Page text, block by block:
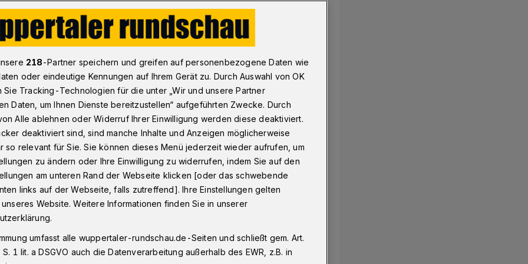
von Jugend musiziert
von
der Regionalwettbewerb
Bergisch Land in Leverkusen statt.
218-Partner speichern und greifen auf personenbezogene Daten wie
oder eindeutige Kennungen auf Ihrem Gerät zu. Durch Auswahl von OK
Sie Tracking-Technologien für die unter „Wir und unsere Partner
Daten, um Ihnen Dienste bereitzustellen“ aufgeführten Zwecke. Durch
Alle ablehnen oder Widerruf Ihrer Einwilligung werden diese deaktiviert.
deaktiviert sind, sind manche Inhalte und Anzeigen möglicherweise
so relevant für Sie. Sie können dieses Menü jederzeit wieder aufrufen, um
zu ändern oder Ihre Einwilligung zu widerrufen, indem Sie auf den
am unteren Rand der Webseite klicken [oder das schwebende
links auf der Webseite, falls zutreffend]. Ihre Einstellungen gelten
Website. Weitere Informationen finden Sie in unserer
umfasst alle wuppertaler-rundschau.de-Seiten und schließt gem. Art.
1 lit. a DSGVO auch die Datenverarbeitung außerhalb des EWR, z.B. in